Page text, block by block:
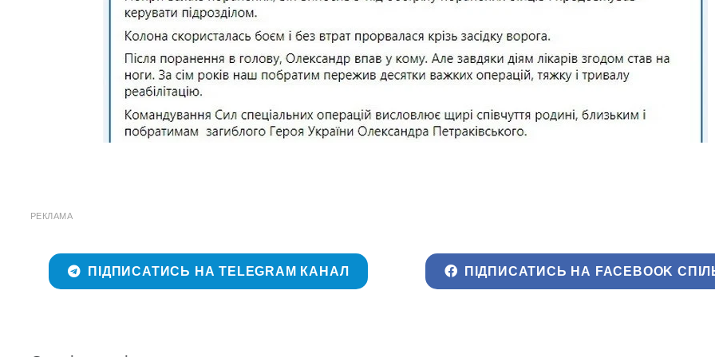
РЕКЛАМА
ПІДПИСАТИСЬ НА TELEGRAM КАНАЛ ПІДПИСАТИСЬ НА FACEBOOK